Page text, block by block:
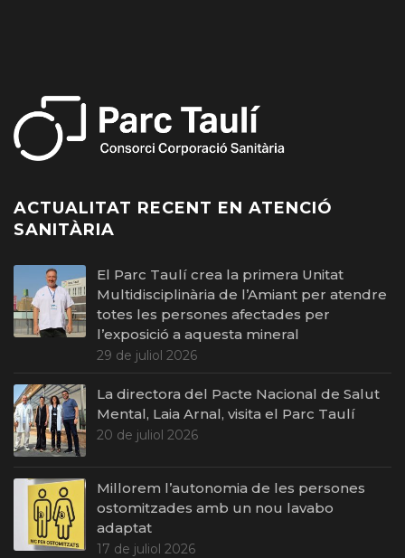
ACTUALITAT RECENT EN ATENCIÓ
SANITÀRIA
El Parc Taulí crea la primera Unitat
Multidisciplinària de l’Amiant per atendre
totes les persones afectades per
l’exposició a aquesta mineral
29 de juliol 2026
La directora del Pacte Nacional de Salut
Mental, Laia Arnal, visita el Parc Taulí
20 de juliol 2026
Millorem l’autonomia de les persones
ostomitzades amb un nou lavabo
adaptat
17 de juliol 2026